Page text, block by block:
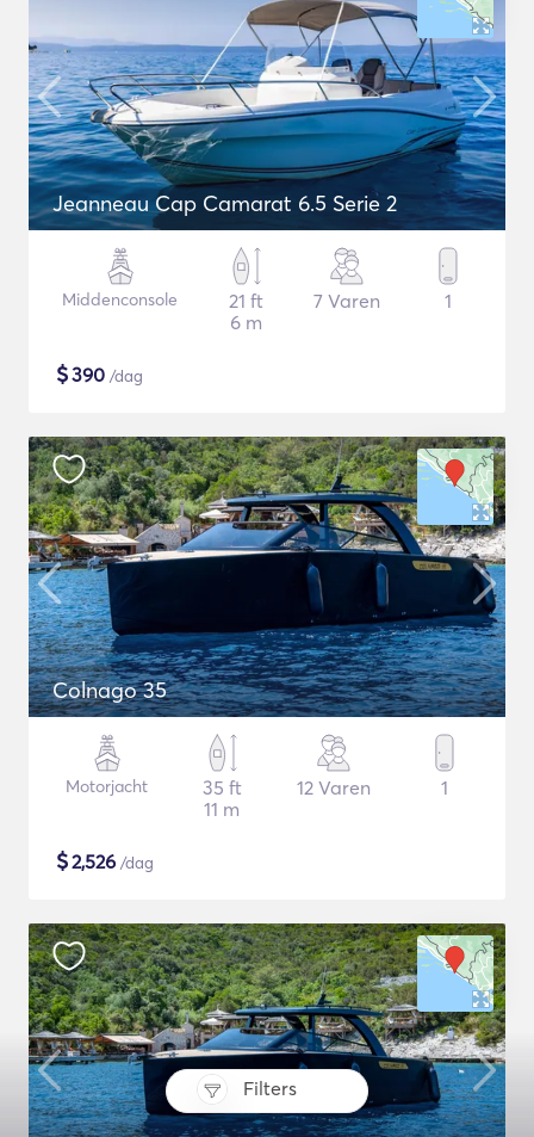
Filters
Jeanneau Cap Camarat 6.5 Serie 2
Middenconsole
21 ft
6 m
7 Varen 1
$390 /dag
Colnago 35
Motorjacht
35 ft
11 m
12 Varen 1
$2,526 /dag